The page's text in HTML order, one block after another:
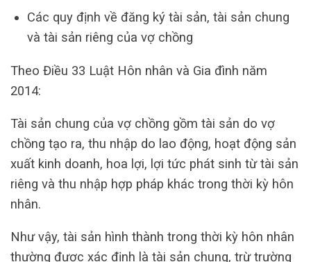
Các quy định về đăng ký tài sản, tài sản chung
và tài sản riêng của vợ chồng
Theo Điều 33 Luật Hôn nhân và Gia đình năm
2014:
Tài sản chung của vợ chồng gồm tài sản do vợ
chồng tạo ra, thu nhập do lao động, hoạt động sản
xuất kinh doanh, hoa lợi, lợi tức phát sinh từ tài sản
riêng và thu nhập hợp pháp khác trong thời kỳ hôn
nhân.
Như vậy, tài sản hình thành trong thời kỳ hôn nhân
thường được xác định là tài sản chung, trừ trường